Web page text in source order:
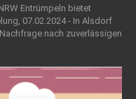
Entrümpeln bietet
07.02.2024 - In Alsdorf
nach zuverlässigen